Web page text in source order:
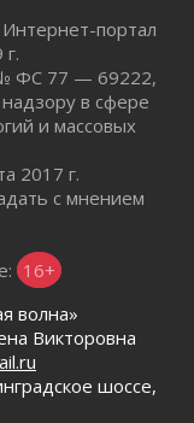
вошли в
России
почти
выписали
за сброс
площадок
объектами к
портал
№ ФС 77 — 69222,
в сфере
и массовых
2017 г.
с мнением
16+
волна»
Викторовна
шоссе,